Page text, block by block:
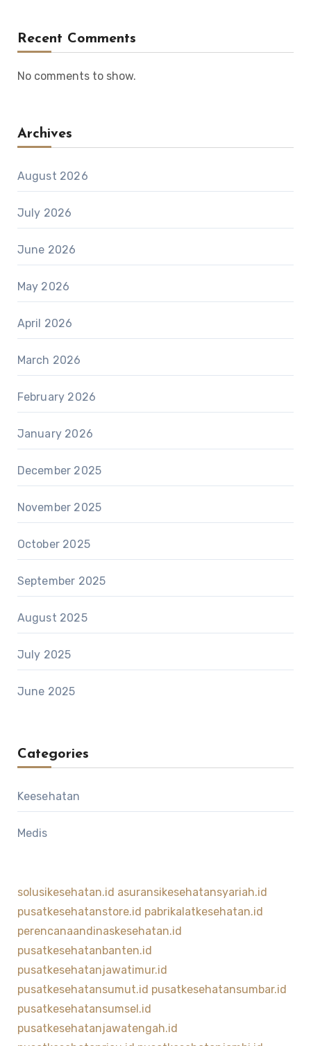
Recent Comments
No comments to show.
Archives
August 2026
July 2026
June 2026
May 2026
April 2026
March 2026
February 2026
January 2026
December 2025
November 2025
October 2025
September 2025
August 2025
July 2025
June 2025
Categories
Keesehatan
Medis
solusikesehatan.id asuransikesehatansyariah.id
pusatkesehatanstore.id pabrikalatkesehatan.id
perencanaandinaskesehatan.id
pusatkesehatanbanten.id
pusatkesehatanjawatimur.id
pusatkesehatansumut.id pusatkesehatansumbar.id
pusatkesehatansumsel.id
pusatkesehatanjawatengah.id